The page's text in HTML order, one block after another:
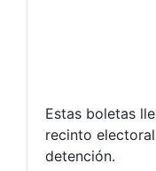
Estas boletas
recinto
detención.